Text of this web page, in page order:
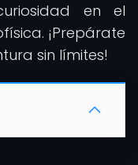
en el
¡Prepárate
sin límites!